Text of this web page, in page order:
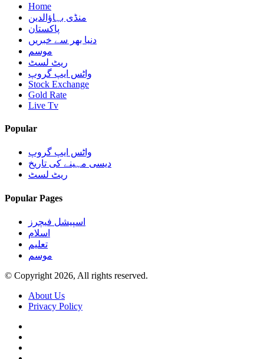
Home
منڈی بہاؤالدین
پاکستان
دنیا بھر سے خبریں
موسم
ریٹ لسٹ
واٹس ایپ گروپ
Stock Exchange
Gold Rate
Live Tv
Popular
واٹس ایپ گروپ
دیسی مہینے کی تاریخ
ریٹ لسٹ
Popular Pages
اسپیشل فیچرز
اسلام
تعلیم
موسم
© Copyright 2026, All rights reserved.
About Us
Privacy Policy